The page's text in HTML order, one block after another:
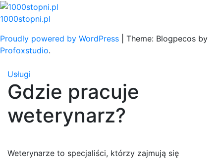
Skip
to
1000stopni.pl
Proudly powered by WordPress
Theme: Blogpecos by
Profoxstudio.
Usługi
Gdzie pracuje
weterynarz?
Weterynarze to specjaliści, którzy zajmują się